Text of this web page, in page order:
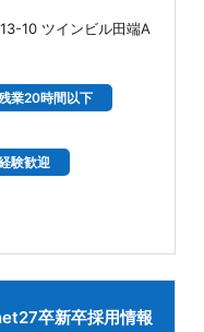
10 ツインビル田端A
業20時間以下
験歓迎
卒新卒採用情報